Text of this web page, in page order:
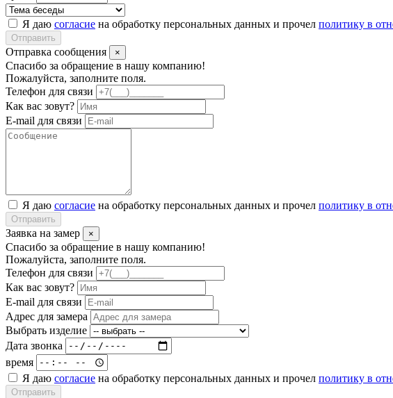
Я даю согласие на обработку персональных данных и прочел политику в
Отправить
Отправка сообщения ×
Спасибо за обращение в нашу компанию!
Пожалуйста, заполните поля.
Телефон для связи
Как вас зовут?
E-mail для связи
Я даю согласие на обработку персональных данных и прочел политику в
Отправить
Заявка на замер ×
Спасибо за обращение в нашу компанию!
Пожалуйста, заполните поля.
Телефон для связи
Как вас зовут?
E-mail для связи
Адрес для замера
Выбрать изделие
Дата звонка
время
Я даю согласие на обработку персональных данных и прочел политику в
Отправить